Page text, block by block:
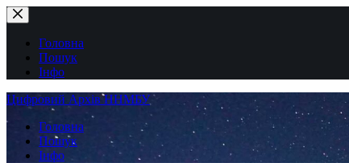
Перейти
до
вмістуГоловна
Пошук
Інфо
Цифровий Архів ННМБУ
Головна
Пошук
Інфо